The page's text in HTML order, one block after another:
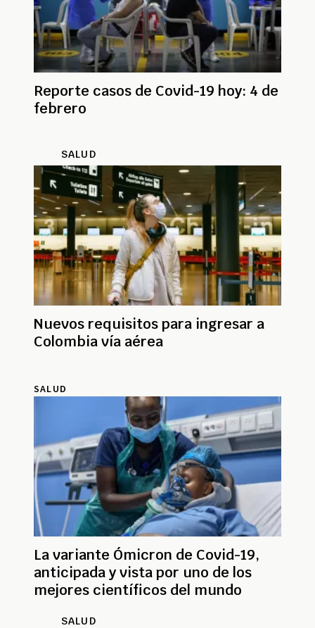
Reporte casos de Covid-19 hoy: 4 de
febrero
SALUD
Nuevos requisitos para ingresar a
Colombia vía aérea
SALUD
La variante Ómicron de Covid-19,
anticipada y vista por uno de los
mejores científicos del mundo
SALUD